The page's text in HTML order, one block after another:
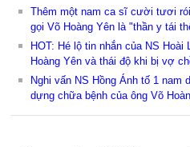
Thêm một nam ca sĩ cười tươi
gọi Võ Hoàng Yên là "thần y tái
HOT: Hé lộ tin nhắn của NS
Hoàng Yên và thái độ khi bị vợ
Nghi vấn NS Hồng Ánh tố 1 nam
dựng chữa bệnh của ông Võ